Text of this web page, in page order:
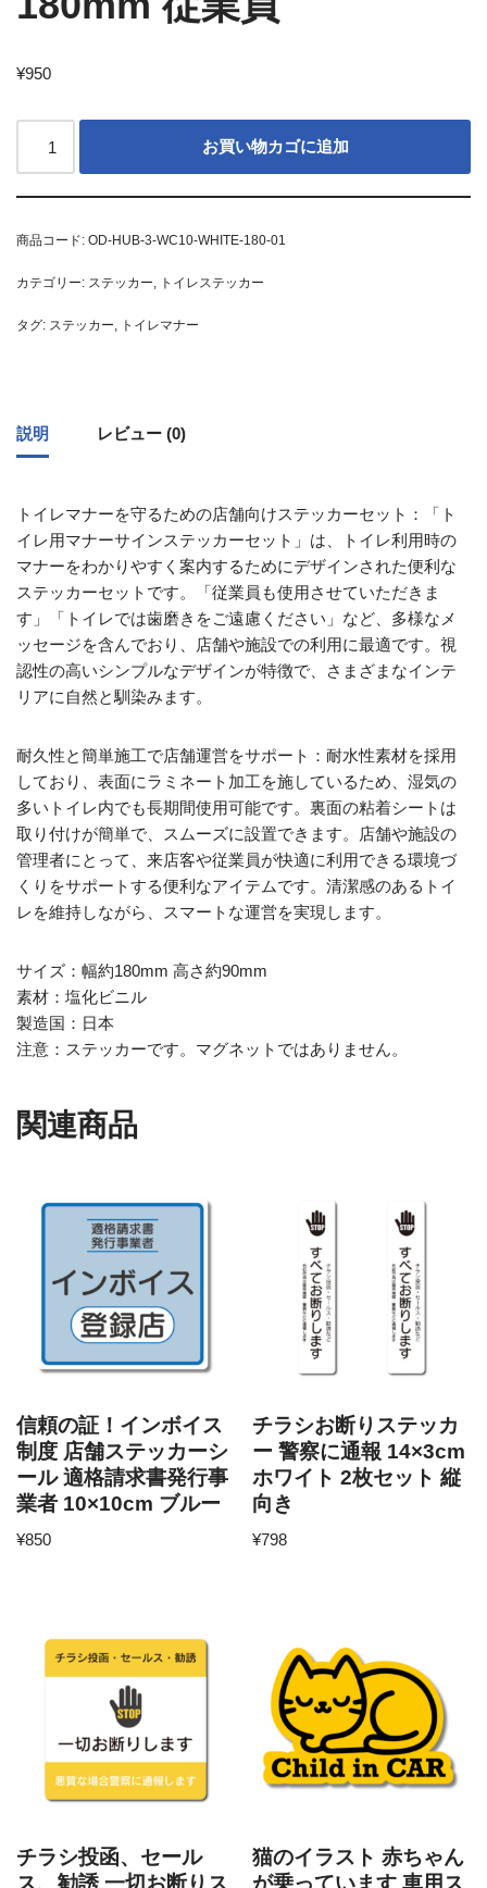
¥950
お買い物カゴに追加
商品コード: OD-HUB-3-WC10-WHITE-180-01
カテゴリー: ステッカー, トイレステッカー
タグ: ステッカー, トイレマナー
説明 レビュー (0)
トイレマナーを守るための店舗向けステッカーセット：「ト
イレ用マナーサインステッカーセット」は、トイレ利用時の
マナーをわかりやすく案内するためにデザインされた便利な
ステッカーセットです。「従業員も使用させていただきま
す」「トイレでは歯磨きをご遠慮ください」など、多様なメ
ッセージを含んでおり、店舗や施設での利用に最適です。視
認性の高いシンプルなデザインが特徴で、さまざまなインテ
リアに自然と馴染みます。
耐久性と簡単施工で店舗運営をサポート：耐水性素材を採用
しており、表面にラミネート加工を施しているため、湿気の
多いトイレ内でも長期間使用可能です。裏面の粘着シートは
取り付けが簡単で、スムーズに設置できます。店舗や施設の
管理者にとって、来店客や従業員が快適に利用できる環境づ
くりをサポートする便利なアイテムです。清潔感のあるトイ
レを維持しながら、スマートな運営を実現します。
サイズ：幅約180mm 高さ約90mm
素材：塩化ビニル
製造国：日本
注意：ステッカーです。マグネットではありません。
関連商品
信頼の証！インボイス
制度 店舗ステッカーシ
ール 適格請求書発行事
業者 10×10cm ブルー
¥850
チラシお断りステッカ
ー 警察に通報 14×3cm
ホワイト 2枚セット 縦
向き
¥798
チラシ投函、セール
猫のイラスト 赤ちゃん